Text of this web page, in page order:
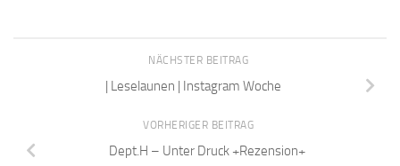
NÄCHSTER BEITRAG
| Leselaunen | Instagram Woche
VORHERIGER BEITRAG
Dept.H – Unter Druck +Rezension+